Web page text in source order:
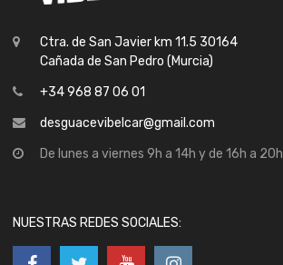
Ctra. de San Javier km 11.5 30164
Cañada de San Pedro (Murcia)
+34 968 87 06 01
desguacevibelcar@gmail.com
De lunes a viernes 9h a 14h y de 16h a 20h
NUESTRAS REDES SOCIALES: